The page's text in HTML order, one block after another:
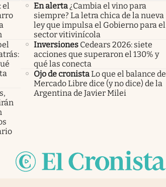
el
En alerta ¿Cambia el vino para
siempre? La letra chica de la nueva
ley que impulsa el Gobierno para el
sector vitivinícola
Inversiones Cedears 2026: siete
acciones que superaron el 130% y
qué las conecta
Ojo de cronistaLo que el balance de
Mercado Libre dice (y no dice) de la
Argentina de Javier Milei